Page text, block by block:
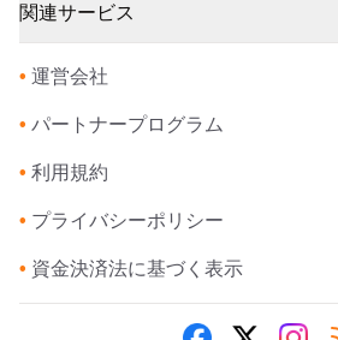
関連サービス
• 運営会社
• パートナープログラム
• 利用規約
• プライバシーポリシー
• 資金決済法に基づく表示